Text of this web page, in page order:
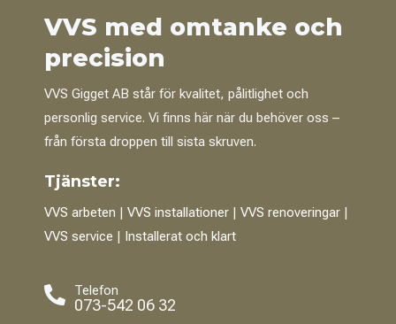
VVS med omtanke och
precision
VVS Gigget AB står för kvalitet, pålitlighet och
personlig service. Vi finns här när du behöver oss –
från första droppen till sista skruven.
Tjänster:
VVS arbeten | VVS installationer| VVS renoveringar|
VVS service | Installerat och klart
 Telefon
073-542 06 32